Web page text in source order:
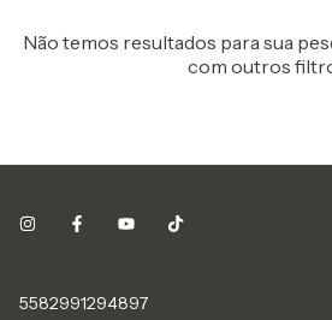
Não temos resultados para sua
com outros
5582991294897